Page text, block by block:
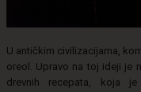
U antičkim civilizacijama,
oreol. Upravo na toj ideji je
drevnih recepata, koja